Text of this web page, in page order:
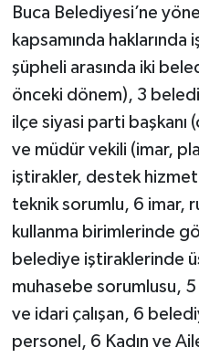
Buca Belediyesi’ne
kapsamında
şüpheli arasında iki
önceki dönem), 3
ilçe siyasi parti
ve müdür vekili (imar,
iştirakler, destek
teknik sorumlu, 6 imar,
kullanma birimlerinde
belediye iştiraklerinde
muhasebe sorumlusu,
ve idari çalışan, 6
personel, 6 Kadın ve